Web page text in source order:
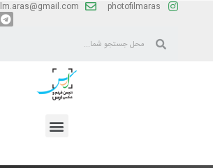
photofilmaras